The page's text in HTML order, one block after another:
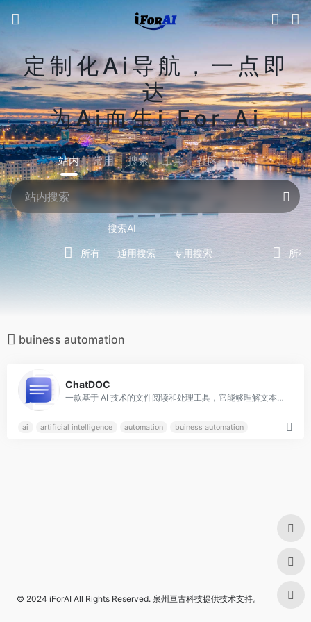
定制化Ai导航，一点即
达
为Ai而生i For Ai
站内 常用 搜索 工具 社区 生活
搜索AI
所有 通用搜索 专用搜索 所有
buiness automation
ChatDOC
一款基于 AI 技术的文件阅读和处理工具，它能够理解文本、表格和图像
ai artificial intelligence automation buiness automation
© 2024 iForAI All Rights Reserved. 泉州亘古科技提供技术支持。